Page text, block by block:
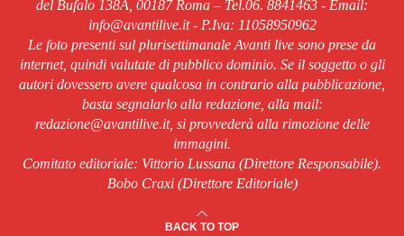
del Bufalo 138A, 00187 Roma – Tel.06. 8841463 - Email:
info@avantilive.it - P.Iva: 11058950962
Le foto presenti sul plurisettimanale Avanti live sono prese da
internet, quindi valutate di pubblico dominio. Se il soggetto o gli
autori dovessero avere qualcosa in contrario alla pubblicazione,
basta segnalarlo alla redazione, alla mail:
redazione@avantilive.it, si provvederà alla rimozione delle
immagini.
Comitato editoriale: Vittorio Lussana (Direttore Responsabile).
Bobo Craxi (Direttore Editoriale)
BACK TO TOP